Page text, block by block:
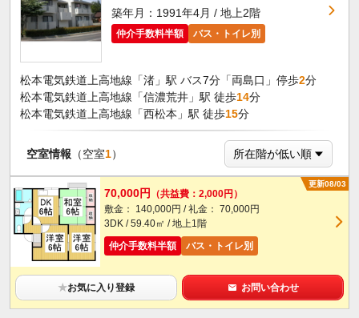
築年月：1991年4月 / 地上2階
仲介手数料半額 バス・トイレ別
松本電気鉄道上高地線「渚」駅 バス7分「両島口」停歩2分
松本電気鉄道上高地線「信濃荒井」駅 徒歩14分
松本電気鉄道上高地線「西松本」駅 徒歩15分
空室情報 （空室1）
更新08/03
70,000円
（共益費：2,000円）
敷金： 140,000円 / 礼金： 70,000円
3DK / 59.40㎡ / 地上1階
仲介手数料半額
バス・トイレ別
★お気に入り登録 お問い合わせ